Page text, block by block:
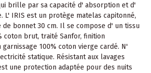
brille par sa capacité d' absorption et d'
L' IRIS est un protège matelas capitonné,
bonnet 30 cm. Il se compose d' un tissu
coton brut, traité Sanfor, finition
100% coton vierge cardé. N'
statique. Résistant aux lavages
une protection adaptée pour des nuits